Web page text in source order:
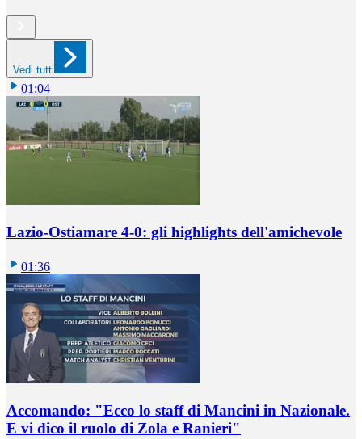
Vedi tutti
01:04
Lazio-Ostiamare 4-0: gli highlights dell'amichevole
01:36
Accomando: "Ecco lo staff di Mancini in Nazionale.
E vi dico il ruolo di Zola e Ranieri"